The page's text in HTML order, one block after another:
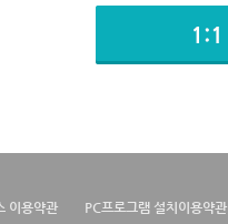
이용약관 PC프로그램 설치이용약관